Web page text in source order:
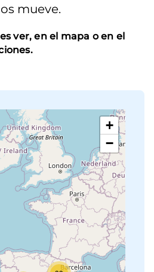
mueve.
ver, en el mapa o en el
+
−